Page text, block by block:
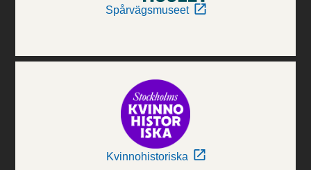
Spårvägsmuseet
Kvinnohistoriska